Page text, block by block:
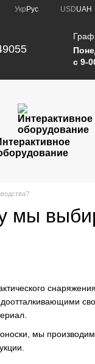
Укр Рус USDUAH
с 9-
мы
мы